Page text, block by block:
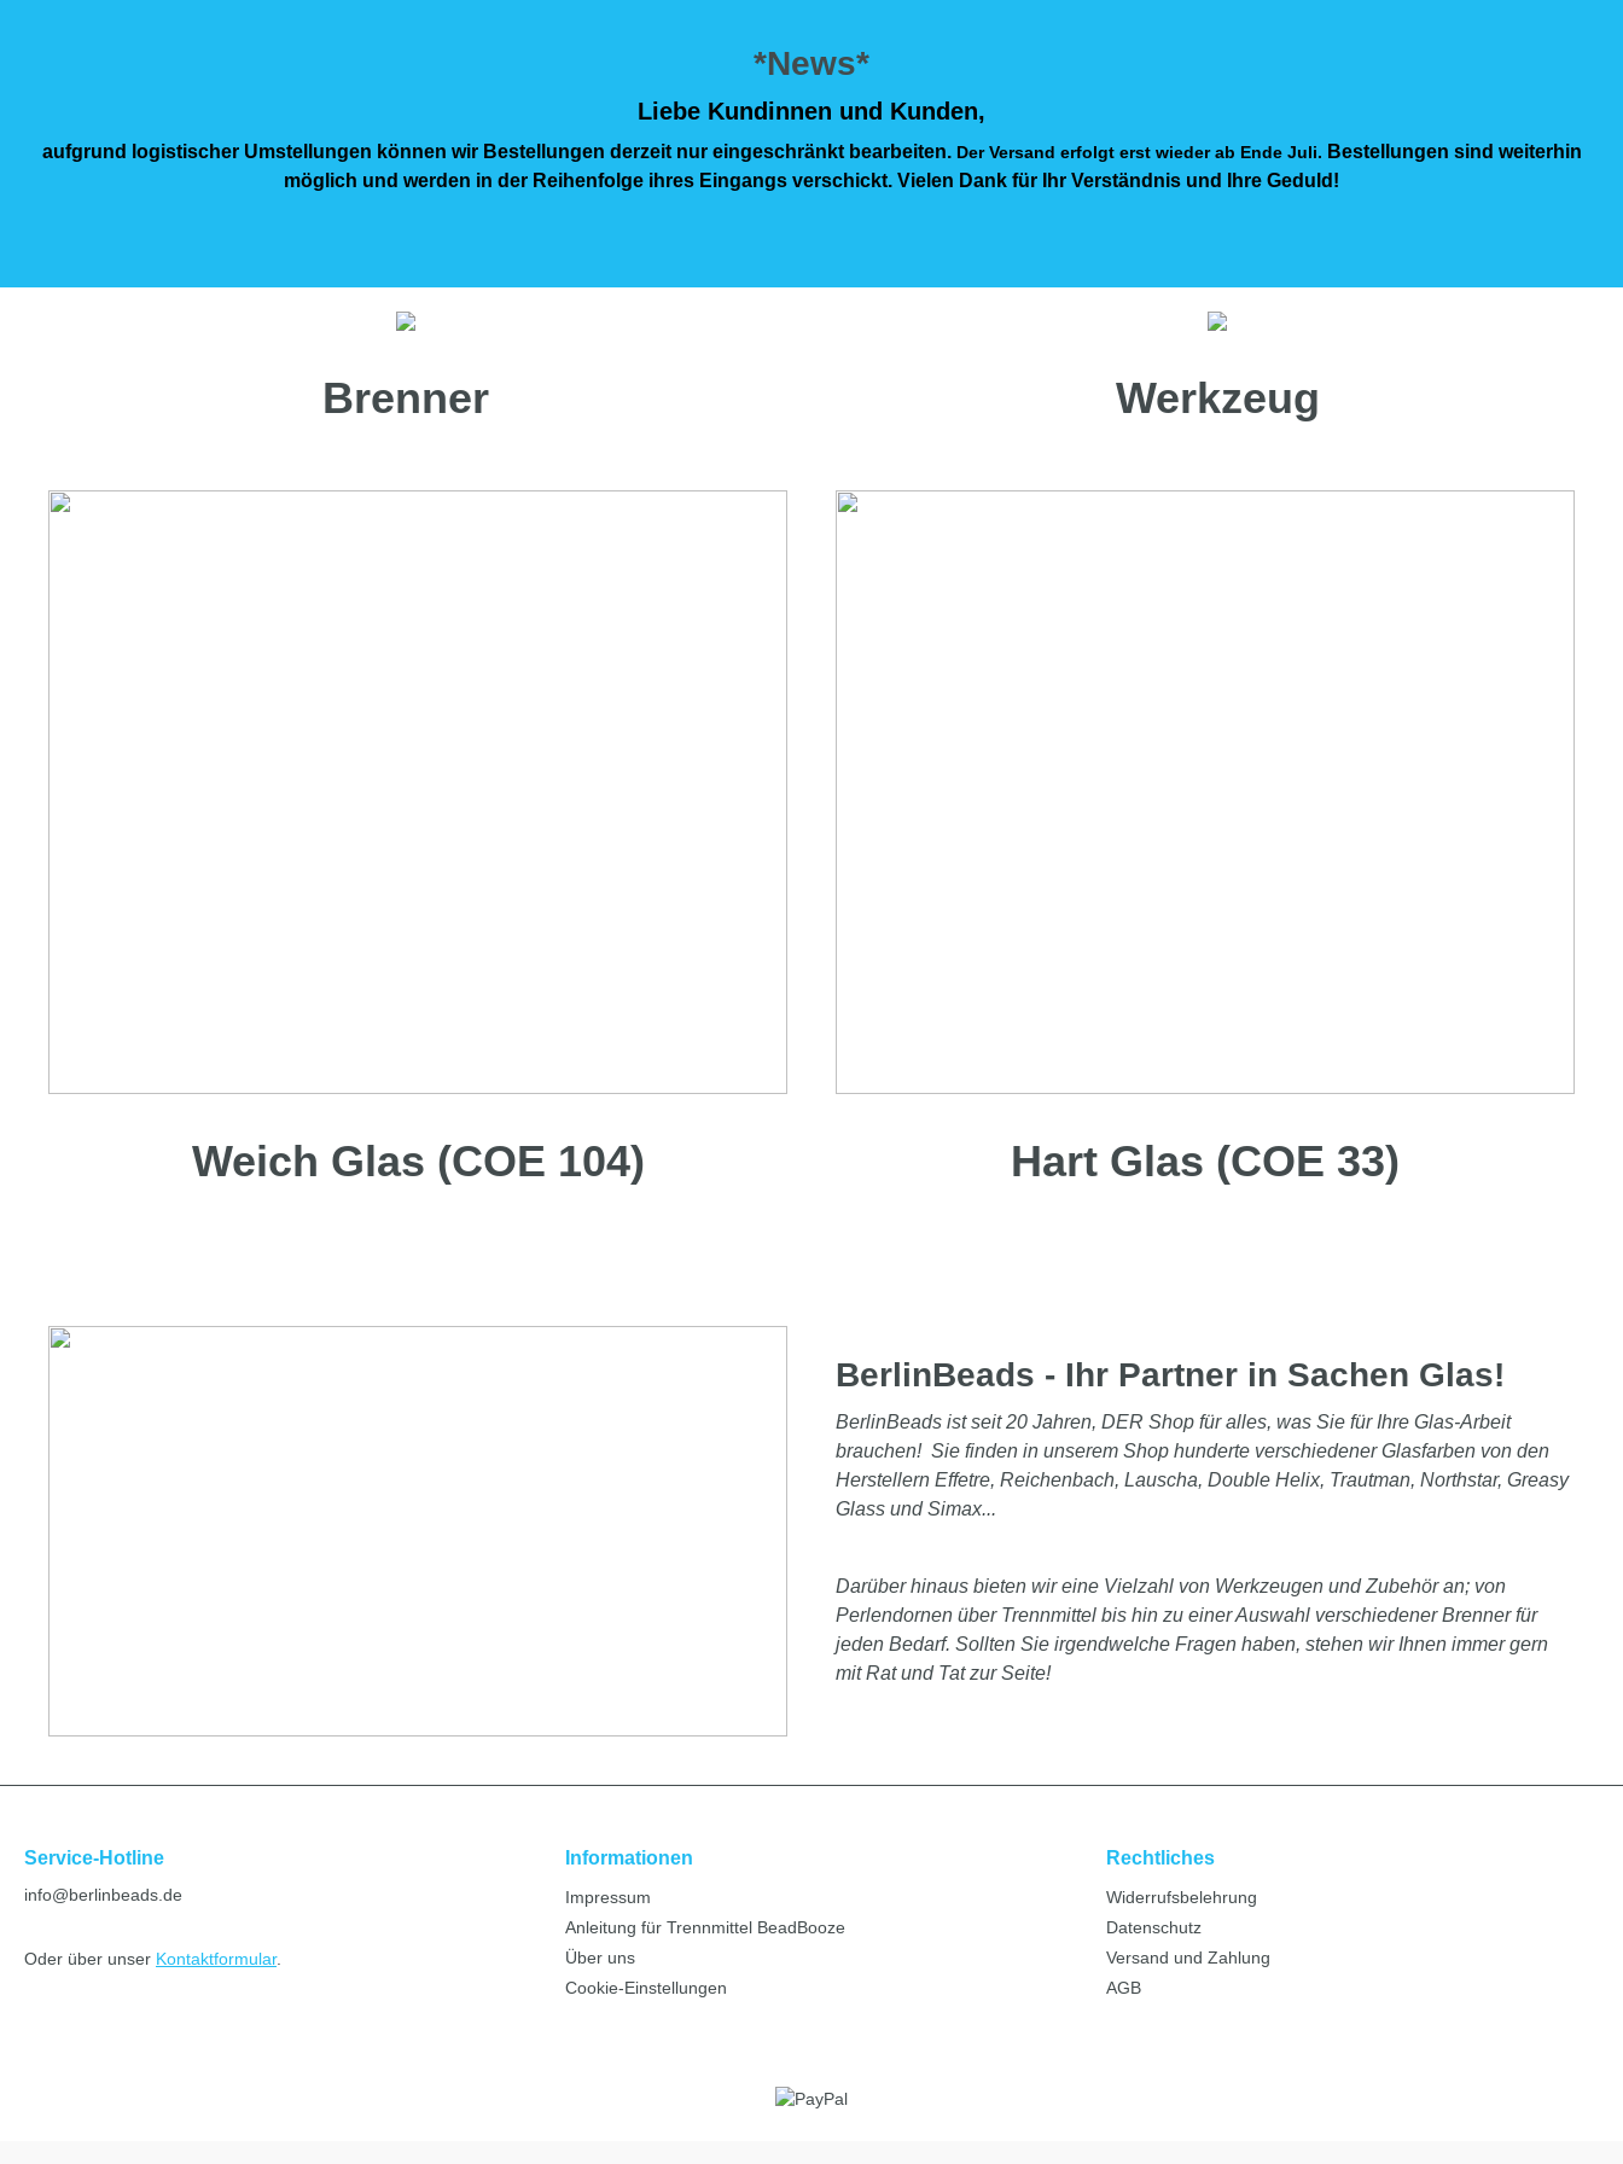
*News*
Liebe Kundinnen und Kunden,
aufgrund logistischer Umstellungen können wir Bestellungen derzeit nur eingeschränkt bearbeiten. Der Versand erfolgt erst wieder ab Ende Juli. Bestellungen sind weiterhin
möglich und werden in der Reihenfolge ihres Eingangs verschickt. Vielen Dank für Ihr Verständnis und Ihre Geduld!
Brenner Werkzeug
Weich Glas (COE 104) Hart Glas (COE 33)
BerlinBeads - Ihr Partner in Sachen Glas!
BerlinBeads ist seit 20 Jahren, DER Shop für alles, was Sie für Ihre Glas-Arbeit
brauchen! Sie finden in unserem Shop hunderte verschiedener Glasfarben von den
Herstellern Effetre, Reichenbach, Lauscha, Double Helix, Trautman, Northstar, Greasy
Glass und Simax...
Darüber hinaus bieten wir eine Vielzahl von Werkzeugen und Zubehör an; von
Perlendornen über Trennmittel bis hin zu einer Auswahl verschiedener Brenner für
jeden Bedarf. Sollten Sie irgendwelche Fragen haben, stehen wir Ihnen immer gern
mit Rat und Tat zur Seite!
Service-Hotline
info@berlinbeads.de
Oder über unser Kontaktformular.
Informationen
Impressum
Anleitung für Trennmittel BeadBooze
Über uns
Cookie-Einstellungen
Rechtliches
Widerrufsbelehrung
Datenschutz
Versand und Zahlung
AGB